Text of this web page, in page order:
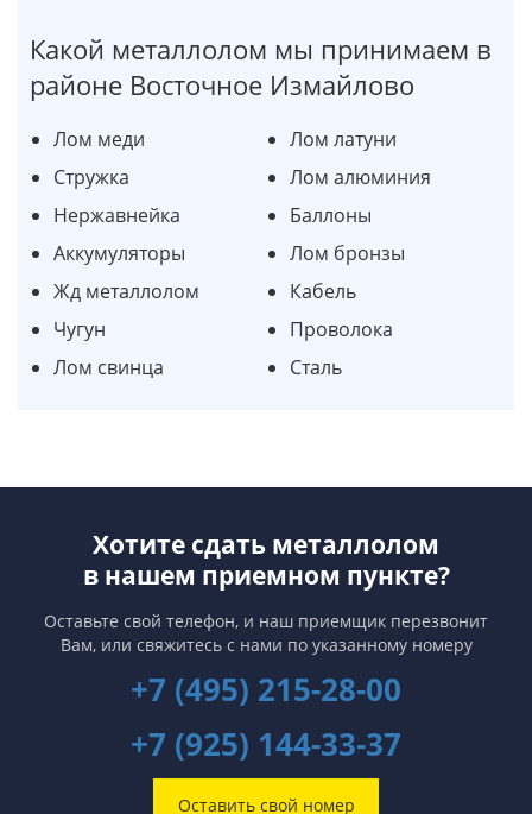
Какой металлолом мы принимаем в
районе Восточное Измайлово
Лом меди
Лом латуни
Стружка
Лом алюминия
Нержавнейка
Баллоны
Аккумуляторы
Лом бронзы
Жд металлолом
Кабель
Чугун
Проволока
Лом свинца
Сталь
Хотите сдать металлолом
в нашем приемном пункте?
Оставьте свой телефон, и наш приемщик перезвонит
Вам, или свяжитесь с нами по указанному номеру
+7 (495) 215-28-00
+7 (925) 144-33-37
Оставить свой номер